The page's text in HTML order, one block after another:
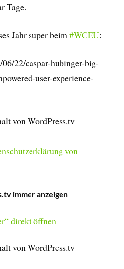
Tage.
Jahr super beim#WCEU:
22/caspar-hubinger-big-
user-experience-
von WordPress.tv
von
immer anzeigen
direkt öffnen
von WordPress.tv